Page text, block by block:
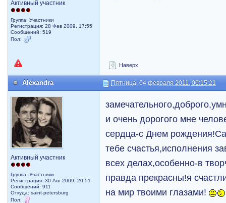
Активный участник
Группа: Участники
Регистрация: 28 Фев 2009, 17:55
Сообщений: 519
Пол:
Наверх
Alexandra Пятница, 04 февраля 2011, 00:15:21
Активный участник
Группа: Участники
Регистрация: 30 Авг 2009, 20:51
Сообщений: 911
Откуда: saint-petersburg
Пол:
и очень дорогого мне
сердца-с Днем
тебе счастья,исполнения
всех делах,особенно-в
правда прекрасны!я
на мир твоими глазами!